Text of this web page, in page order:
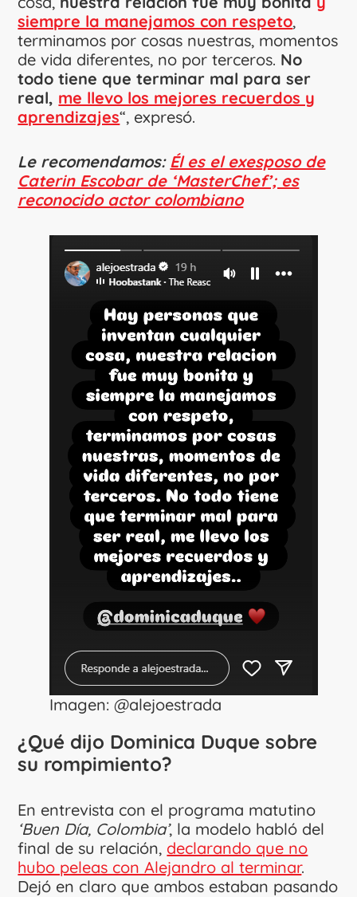
siempre la manejamos con respeto,
terminamos por cosas nuestras, momentos
de vida diferentes, no por terceros. No
todo tiene que terminar mal para ser
real, me llevo los mejores recuerdos y
aprendizajes“, expresó.
Le recomendamos: Él es el exesposo de
Caterin Escobar de ‘MasterChef’; es
reconocido actor colombiano
Imagen: @alejoestrada
¿Qué dijo Dominica Duque sobre
su rompimiento?
En entrevista con el programa matutino
‘Buen Día, Colombia’, la modelo habló del
final de su relación, declarando que no
hubo peleas con Alejandro al terminar.
Dejó en claro que ambos estaban pasando